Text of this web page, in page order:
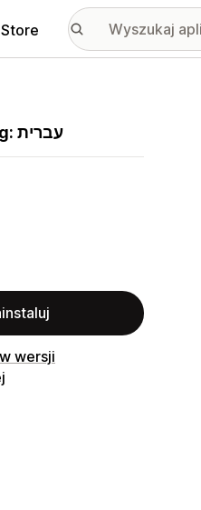
RTL King: עברית
wersji